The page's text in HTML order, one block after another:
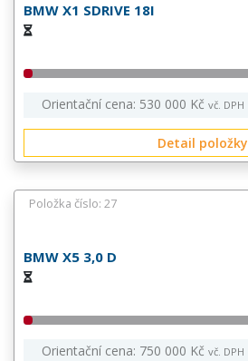
BMW X1 SDRIVE 18I
Orientační cena: 530 000 Kč vč. DPH
Detail položky
Položka číslo: 27
BMW X5 3,0 D
Orientační cena: 750 000 Kč vč. DPH